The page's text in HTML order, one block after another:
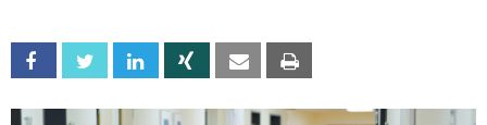
Facebook Twitter Linkedin Xing Email